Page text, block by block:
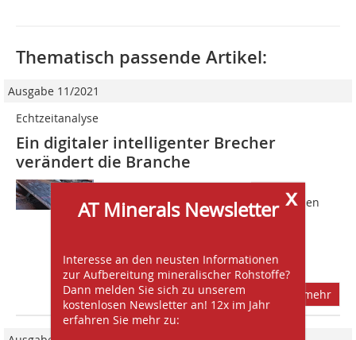
x
AT Minerals Newsletter
Interesse an den neusten Informationen
zur Aufbereitung mineralischer Rohstoffe?
Dann melden Sie sich zu unserem
kostenlosen Newsletter an! 12x im Jahr
erfahren Sie mehr zu:
Thematisch passende Artikel:
Ausgabe 11/2021
Echtzeitanalyse
Ein digitaler intelligenter Brecher
verändert die Branche
In der Zuschlagstoffindustrie ist das
Zerkleinern nach Kundenspezifikationen
eine Notwendigkeit. Insbesondere bei
richtigen...
mehr